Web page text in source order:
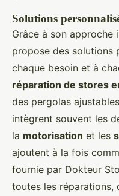
Solutions
Grâce à son approche
propose des solutions
chaque besoin et à
réparation de stores
des pergolas
intègrent souvent les
la motorisation et les
ajoutent à la fois
fournie par Dokteur
toutes les réparations,